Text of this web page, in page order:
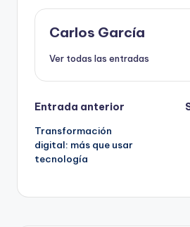
Carlos García
Ver todas las entradas
Navegación
de
entradas
Entrada anterior
Transformación
digital: más que usar
tecnología